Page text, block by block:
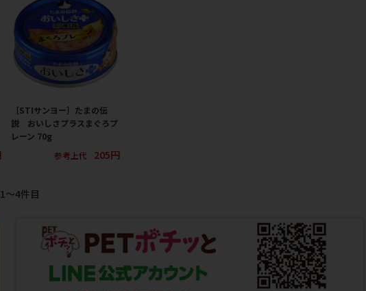
［STIサンヨー］たまの伝
説 おいしさプラスまぐろプ
レーン 70g
参考上代
205円
〜4件目